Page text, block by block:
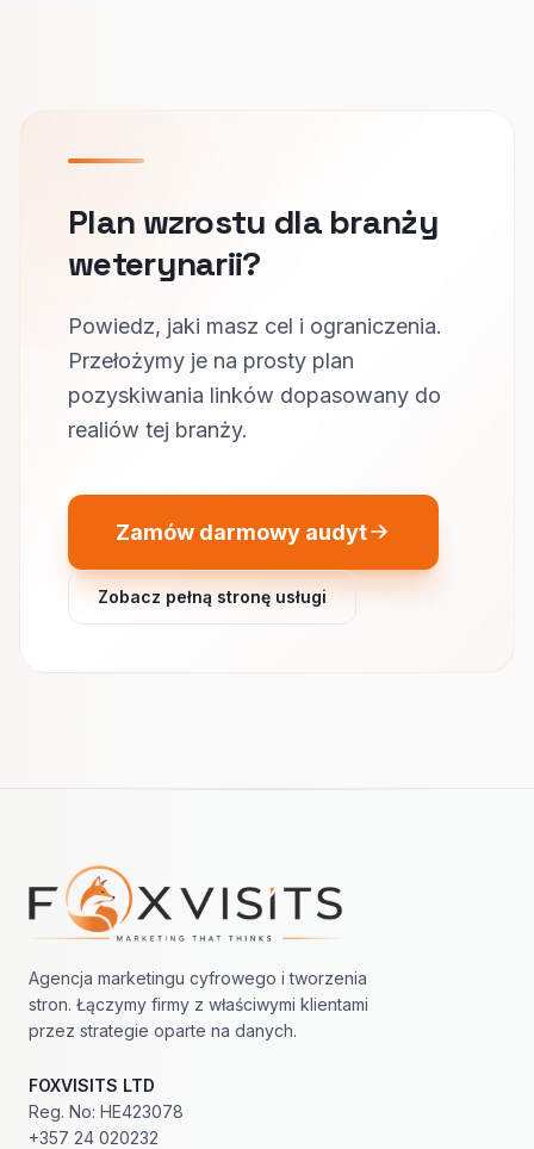
Plan wzrostu dla branży
weterynarii?
Powiedz, jaki masz cel i ograniczenia.
Przełożymy je na prosty plan
pozyskiwania linków dopasowany do
realiów tej branży.
Zamów darmowy audyt
Zobacz pełną stronę usługi
Nawigacja w stopce
Agencja marketingu cyfrowego i tworzenia
stron. Łączymy firmy z właściwymi klientami
przez strategie oparte na danych.
FOXVISITS LTD
Reg. No: HE423078
+357 24 020232